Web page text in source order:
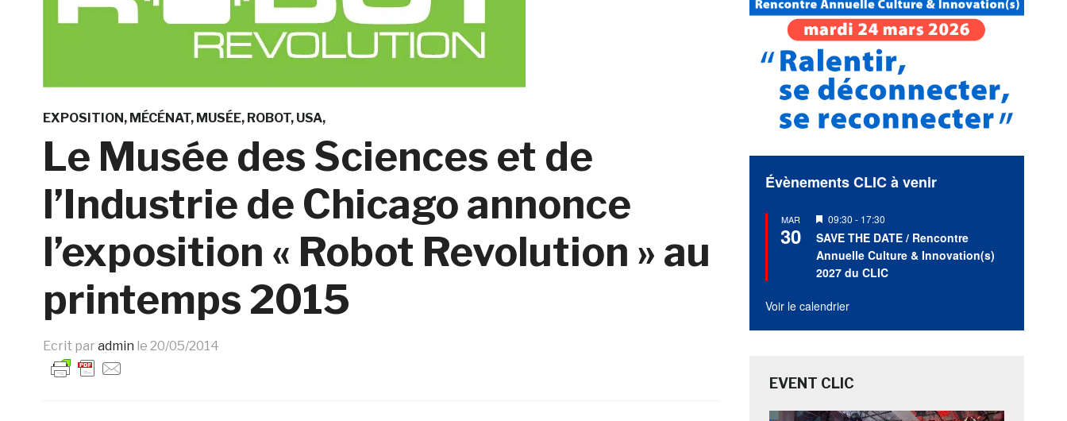
EXPOSITION MÉCÉNAT MUSÉE ROBOT USA
Le Musée des Sciences et de
l’Industrie de Chicago annonce
l’exposition « Robot Revolution » au
printemps 2015
Ecrit par admin le 20/05/2014
Évènements CLIC à venir
MAR
30
Mis
en
avant
09:30 - 17:30
SAVE THE DATE / Rencontre
Annuelle Culture & Innovation(s)
2027 du CLIC
Voir le calendrier
EVENT CLIC